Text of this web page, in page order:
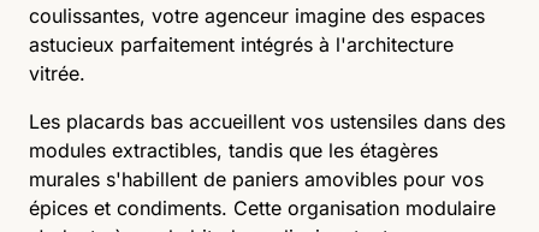
coulissantes, votre agenceur imagine des espaces
astucieux parfaitement intégrés à l'architecture
vitrée.
Les placards bas accueillent vos ustensiles dans des
modules extractibles, tandis que les étagères
murales s'habillent de paniers amovibles pour vos
épices et condiments. Cette organisation modulaire